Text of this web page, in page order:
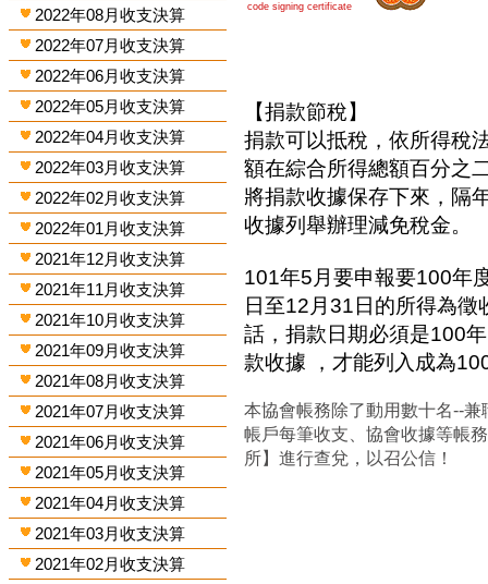
2022年08月收支決算
2022年07月收支決算
2022年06月收支決算
2022年05月收支決算
2022年04月收支決算
2022年03月收支決算
2022年02月收支決算
2022年01月收支決算
2021年12月收支決算
2021年11月收支決算
2021年10月收支決算
2021年09月收支決算
2021年08月收支決算
2021年07月收支決算
2021年06月收支決算
2021年05月收支決算
2021年04月收支決算
2021年03月收支決算
2021年02月收支決算
code signing certificate
【捐款節稅】
捐款可以抵稅，依所得稅
額在綜合所得總額百分之
將捐款收據保存下來，隔
收據列舉辦理減免稅金。
101年5月要申報要100年
日至12月31日的所得為
話，捐款日期必須是100
款收據 ，才能列入成為
本協會帳務除了動用數十名--
帳戶每筆收支、協會收據等帳
所】進行查兌，以召公信！